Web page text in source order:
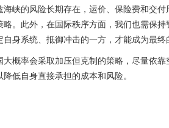
海峡的风险长期存在，运价、保险费和交
略。此外，在国际秩序方面，我们也需保
自身系统、抵御冲击的一方，才能成为最终
大概率会采取加压但克制的策略，尽量依
低自身直接承担的成本和风险。